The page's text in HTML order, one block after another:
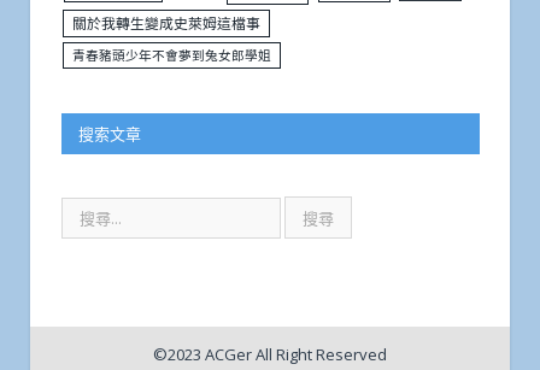
關於我轉生變成史萊姆這檔事
青春豬頭少年不會夢到兔女郎學姐
搜索文章
©2023 ACGer All Right Reserved